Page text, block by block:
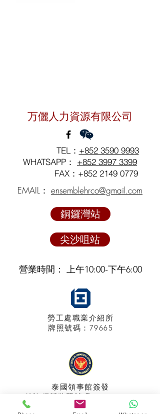
万儷人力資源有限公司
TEL： +852 3590 9993
WHATSAPP： +852 3997 3399
FAX：+852 2149 0779
EMAIL： ensemblehrco@gmail.com
銅鑼灣站
尖沙咀站
營業時間： 上午10:00-下午6:00
勞工處職業介紹所
牌照號碼：79665
泰國領事館簽發
特許經營牌照號碼：048/2025